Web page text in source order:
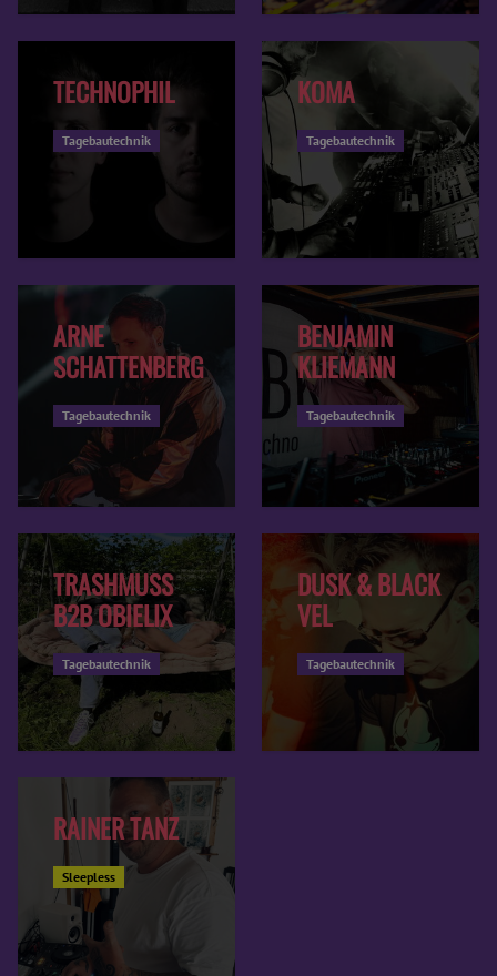
TECHNOPHIL
Tagebautechnik
KOMA
Tagebautechnik
ARNE
SCHATTENBERG
Tagebautechnik
BENJAMIN
KLIEMANN
Tagebautechnik
TRASHMUSS
B2B OBIELIX
Tagebautechnik
DUSK & BLACK
VEL
Tagebautechnik
RAINER TANZ
Sleepless